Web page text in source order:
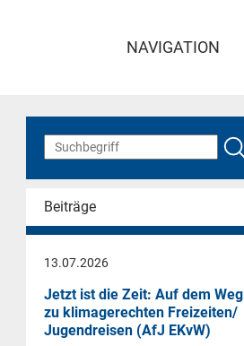
NAVIGATION
Beiträge
13.07.2026
Jetzt ist die Zeit: Auf dem Weg
zu klimagerechten Freizeiten/
Jugendreisen (AfJ EKvW)